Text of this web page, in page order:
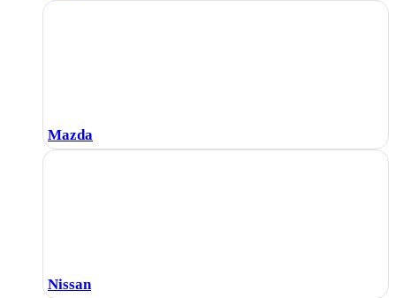
Mazda
Nissan